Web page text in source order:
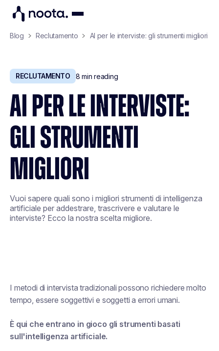
Blog Reclutamento AI per le interviste: gli strumenti migliori
RECLUTAMENTO 8 min reading
AI PER LE INTERVISTE:
GLI STRUMENTI
MIGLIORI
Vuoi sapere quali sono i migliori strumenti di intelligenza
artificiale per addestrare, trascrivere e valutare le
interviste? Ecco la nostra scelta migliore.
I metodi di intervista tradizionali possono richiedere molto
tempo, essere soggettivi e soggetti a errori umani.
È qui che entrano in gioco gli strumenti basati
sull'intelligenza artificiale.